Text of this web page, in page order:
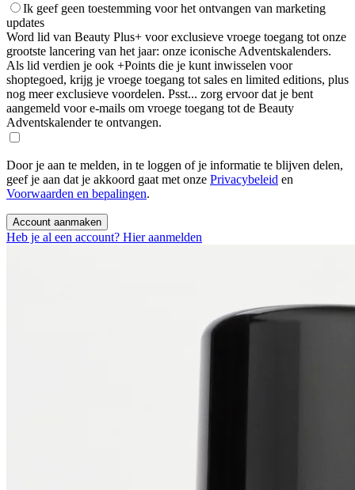
Ik geef geen toestemming voor het ontvangen van marketing
updates
Word lid van Beauty Plus+ voor exclusieve vroege toegang tot onze
grootste lancering van het jaar: onze iconische Adventskalenders.
Als lid verdien je ook +Points die je kunt inwisselen voor
shoptegoed, krijg je vroege toegang tot sales en limited editions, plus
nog meer exclusieve voordelen. Psst... zorg ervoor dat je bent
aangemeld voor e-mails om vroege toegang tot de Beauty
Adventskalender te ontvangen.
Door je aan te melden, in te loggen of je informatie te blijven delen,
geef je aan dat je akkoord gaat met onze Privacybeleid en
Voorwaarden en bepalingen.
Account aanmaken
Heb je al een account? Hier aanmelden